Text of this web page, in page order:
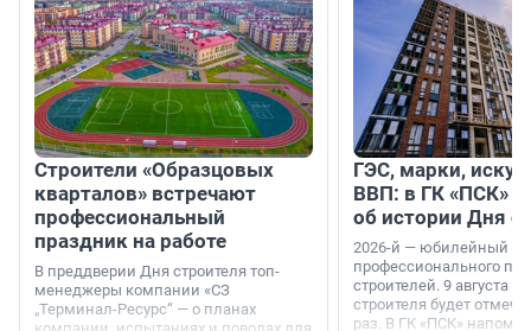
Строители «Образцовых
кварталов» встречают
профессиональный
праздник на работе
В преддверии Дня строителя топ-
менеджеры компании «СЗ
„Терминал-Ресурс“ — о планах
ГЭС, марки,
ВВП: в ГК «ПСК»
об истории Дня
2026-й — юбилейный
профессионального
строителей. 9 августа
строителя будет
раз. В ГК «ПСК»